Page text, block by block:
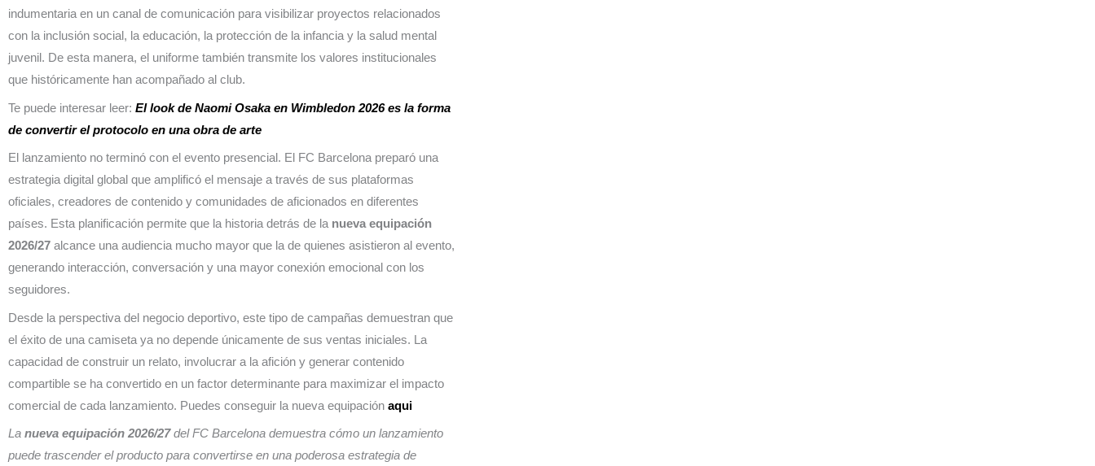
indumentaria en un canal de comunicación para visibilizar proyectos relacionados
con la inclusión social, la educación, la protección de la infancia y la salud mental
juvenil. De esta manera, el uniforme también transmite los valores institucionales
que históricamente han acompañado al club.
Te puede interesar leer: El look de Naomi Osaka en Wimbledon 2026 es la forma
de convertir el protocolo en una obra de arte
El lanzamiento no terminó con el evento presencial. El FC Barcelona preparó una
estrategia digital global que amplificó el mensaje a través de sus plataformas
oficiales, creadores de contenido y comunidades de aficionados en diferentes
países. Esta planificación permite que la historia detrás de la nueva equipación
2026/27 alcance una audiencia mucho mayor que la de quienes asistieron al evento,
generando interacción, conversación y una mayor conexión emocional con los
seguidores.
Desde la perspectiva del negocio deportivo, este tipo de campañas demuestran que
el éxito de una camiseta ya no depende únicamente de sus ventas iniciales. La
capacidad de construir un relato, involucrar a la afición y generar contenido
compartible se ha convertido en un factor determinante para maximizar el impacto
comercial de cada lanzamiento. Puedes conseguir la nueva equipación aqui
La nueva equipación 2026/27del FC Barcelona demuestra cómo un lanzamiento
puede trascender el producto para convertirse en una poderosa estrategia de